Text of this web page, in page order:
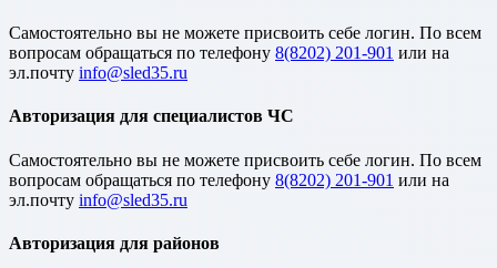
Cамостоятельно вы не можете присвоить себе логин. По всем
вопросам обращаться по телефону 8(8202) 201-901 или на
эл.почту
Авторизация для специалистов ЧС
Cамостоятельно вы не можете присвоить себе логин. По всем
вопросам обращаться по телефону 8(8202) 201-901 или на
эл.почту
Авторизация для районов